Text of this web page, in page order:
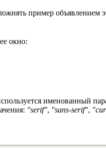
пример объявлением
окно:
именованный
"serif", "sans-serif",